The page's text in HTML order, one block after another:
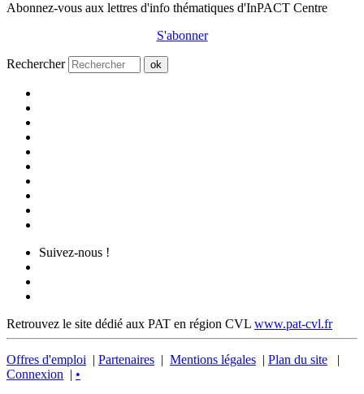
Abonnez-vous aux lettres d'info thématiques d'InPACT Centre
S'abonner
Rechercher ok
Suivez-nous !
Retrouvez le site dédié aux PAT en région CVL www.pat-cvl.fr
Offres d'emploi | Partenaires | Mentions légales | Plan du site |
Connexion | •